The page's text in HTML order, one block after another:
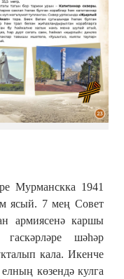
Мурманскка 1941
ясый. 7 мең Совет
армиясенә каршы
шәһәр
кала. Икенче
көзендә кулга